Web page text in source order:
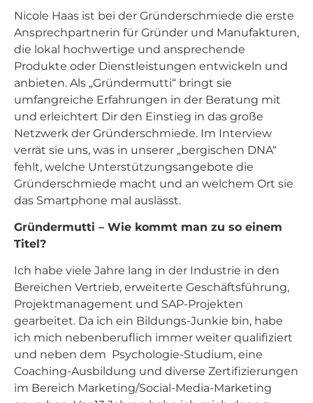
Nicole Haas ist bei der Gründerschmiede die erste
Ansprechpartnerin für Gründer und Manufakturen,
die lokal hochwertige und ansprechende
Produkte oder Dienstleistungen entwickeln und
anbieten. Als „Gründermutti“ bringt sie
umfangreiche Erfahrungen in der Beratung mit
und erleichtert Dir den Einstieg in das große
Netzwerk der Gründerschmiede. Im Interview
verrät sie uns, was in unserer „bergischen DNA“
fehlt, welche Unterstützungsangebote die
Gründerschmiede macht und an welchem Ort sie
das Smartphone mal auslässt.
Gründermutti – Wie kommt man zu so einem
Titel?
Ich habe viele Jahre lang in der Industrie in den
Bereichen Vertrieb, erweiterte Geschäftsführung,
Projektmanagement und SAP-Projekten
gearbeitet. Da ich ein Bildungs-Junkie bin, habe
ich mich nebenberuflich immer weiter qualifiziert
und neben dem Psychologie-Studium, eine
Coaching-Ausbildung und diverse Zertifizierungen
im Bereich Marketing/Social-Media-Marketing